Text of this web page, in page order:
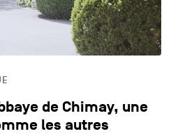
de Chimay, une
les autres